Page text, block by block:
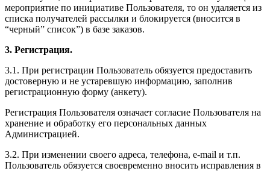
мероприятие по инициативе Пользователя, то он удаляется из
списка получателей рассылки и блокируется (вносится в
“черный” список”) в базе заказов.
3. Регистрация.
3.1. При регистрации Пользователь обязуется предоставить
достоверную и не устаревшую информацию, заполнив
регистрационную форму (анкету).
Регистрация Пользователя означает согласие Пользователя на
хранение и обработку его персональных данных
Администрацией.
3.2. При изменении своего адреса, телефона, e-mail и т.п.
Пользователь обязуется своевременно вносить исправления в